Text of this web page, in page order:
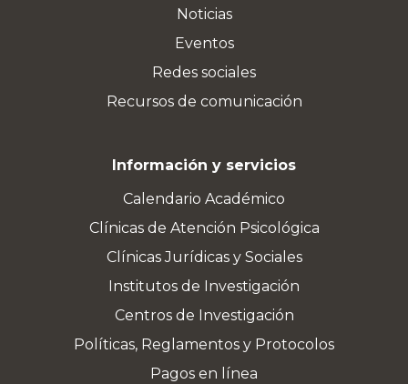
Noticias
Eventos
Redes sociales
Recursos de comunicación
Información y servicios
Calendario Académico
Clínicas de Atención Psicológica
Clínicas Jurídicas y Sociales
Institutos de Investigación
Centros de Investigación
Políticas, Reglamentos y Protocolos
Pagos en línea